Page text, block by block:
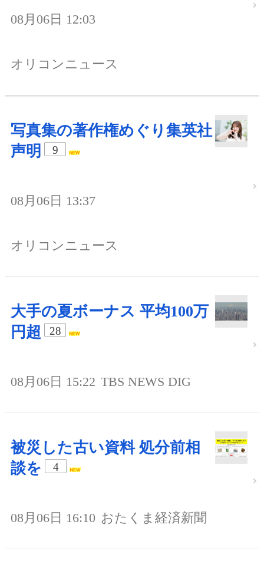
08月06日 12:03
オリコンニュース
写真集の著作権めぐり集英社
声明
9
08月06日 13:37
オリコンニュース
大手の夏ボーナス 平均100万
円超
28
08月06日 15:22 TBS NEWS DIG
被災した古い資料 処分前相
談を
4
08月06日 16:10 おたくま経済新聞